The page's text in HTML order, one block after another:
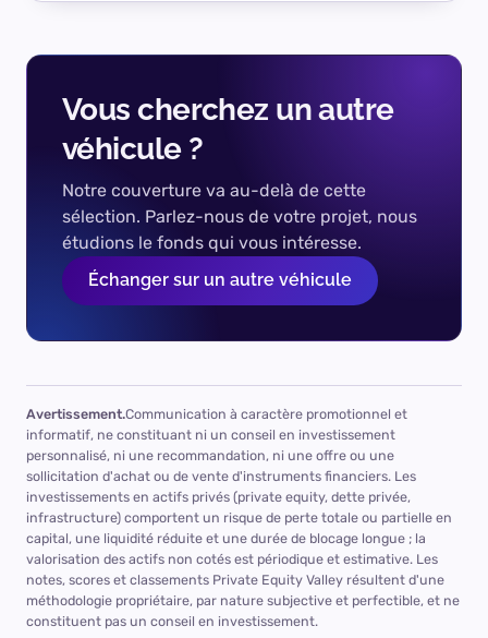
Vous cherchez un autre
véhicule ?
Notre couverture va au-delà de cette
sélection. Parlez-nous de votre projet, nous
étudions le fonds qui vous intéresse.
Échanger sur un autre véhicule
Avertissement.Communication à caractère promotionnel et
informatif, ne constituant ni un conseil en investissement
personnalisé, ni une recommandation, ni une offre ou une
sollicitation d'achat ou de vente d'instruments financiers. Les
investissements en actifs privés (private equity, dette privée,
infrastructure) comportent un risque de perte totale ou partielle en
capital, une liquidité réduite et une durée de blocage longue ; la
valorisation des actifs non cotés est périodique et estimative. Les
notes, scores et classements Private Equity Valley résultent d'une
méthodologie propriétaire, par nature subjective et perfectible, et ne
constituent pas un conseil en investissement.